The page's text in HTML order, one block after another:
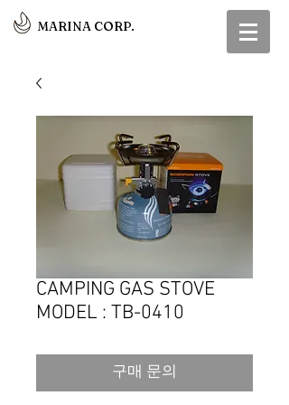
MARINA CORP.
CAMPING GAS STOVE
MODEL : TB-0410
구매 문의